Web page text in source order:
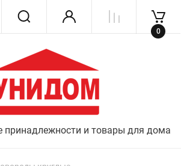
принадлежности и товары для дома
0